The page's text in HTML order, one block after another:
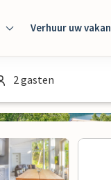
Verhuur uw
2 gasten